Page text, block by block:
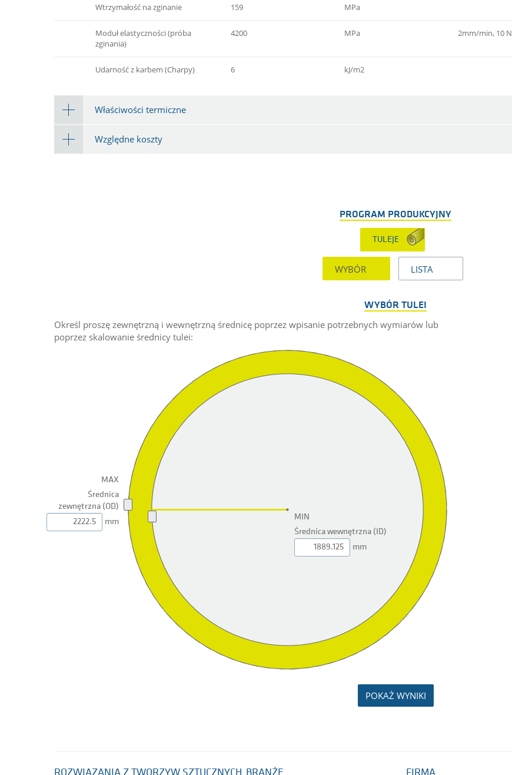
Wtrzymałość na zginanie 159 MPa
Moduł elastyczności (próba
zginania)
4200 MPa 2mm/min, 10 N
Udarność z karbem (Charpy) 6 kJ/m2
Właściwości termiczne
Względne koszty
PROGRAM PRODUKCYJNY
TULEJE
WYBÓR LISTA
WYBÓR TULEI
Określ proszę zewnętrzną i wewnętrzną średnicę poprzez wpisanie potrzebnych wymiarów lub
poprzez skalowanie średnicy tulei:
MAX
Średnica
zewnętrzna (OD)
mm
MIN
Średnica wewnętrzna (ID)
mm
POKAŻ WYNIKI